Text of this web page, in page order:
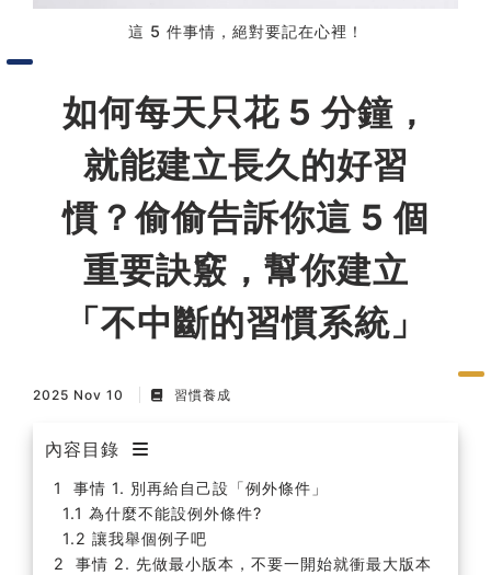
職場思維與工作術｜時間管理
職場思維與工作術｜卡片盒筆
記法
職場思維與工作術｜圖解問題
分析與解決 x AI 視覺化實戰
這 5 件事情，絕對要記在心裡！
如何每天只花 5 分鐘，
就能建立長久的好習
慣？偷偷告訴你這 5 個
重要訣竅，幫你建立
「不中斷的習慣系統」
2025 Nov 10 習慣養成
內容目錄
事情 1. 別再給自己設「例外條件」
為什麼不能設例外條件?
讓我舉個例子吧
事情 2. 先做最小版本，不要一開始就衝最大版本